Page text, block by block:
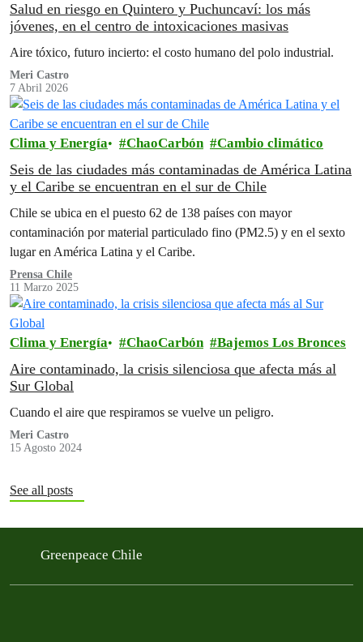
Salud en riesgo en Quintero y Puchuncaví: los más
jóvenes, en el centro de intoxicaciones masivas
Aire tóxico, futuro incierto: el costo humano del polo industrial.
Meri Castro
7 Abril 2026
Clima y Energía ChaoCarbón Cambio climático
Seis de las ciudades más contaminadas de América Latina
y el Caribe se encuentran en el sur de Chile
Chile se ubica en el puesto 62 de 138 países con mayor
contaminación por material particulado fino (PM2.5) y en el sexto
lugar en América Latina y el Caribe.
Prensa Chile
11 Marzo 2025
Clima y Energía ChaoCarbón Bajemos Los Bronces
Aire contaminado, la crisis silenciosa que afecta más al
Sur Global
Cuando el aire que respiramos se vuelve un peligro.
Meri Castro
15 Agosto 2024
See all posts
Greenpeace Chile